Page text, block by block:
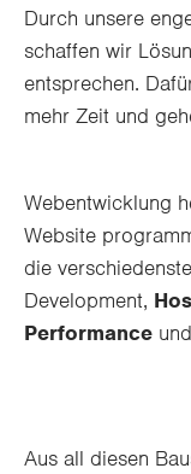
Durch unsere
schaffen wir
entsprechen.
mehr Zeit und
Webentwicklung
Website
die
Development,
Performance und
Aus all diesen